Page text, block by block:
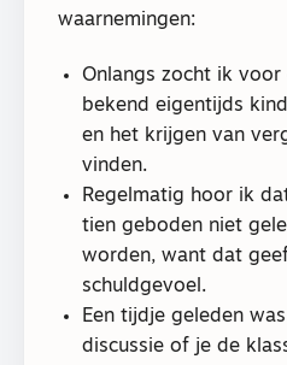
waarnemingen:
Onlangs zocht ik
bekend eigentijds
en het krijgen van
vinden.
Regelmatig hoor ik
tien geboden niet
worden, want dat
schuldgevoel.
Een tijdje geleden
discussie of je de